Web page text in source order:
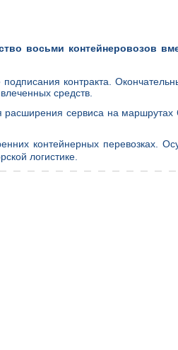
восьми контейнеровозов
контракта.
средств.
сервиса на
контейнерных перевозках.
логистике.